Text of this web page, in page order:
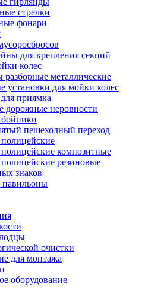
стрелки
фонари
для крепления секций
колес
разборные металлические
установки для мойки колес
приямка
дорожные неровности
пешеходный переход
композитные
резиновые
знаков
очистки
для монтажа
оборудование